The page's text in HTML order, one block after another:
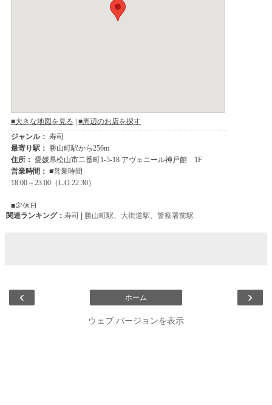
関連ランキング： 寿司 | 勝山町駅 大街道駅 警察署前駅
‹ ›
ホーム
ウェブ バージョンを表示